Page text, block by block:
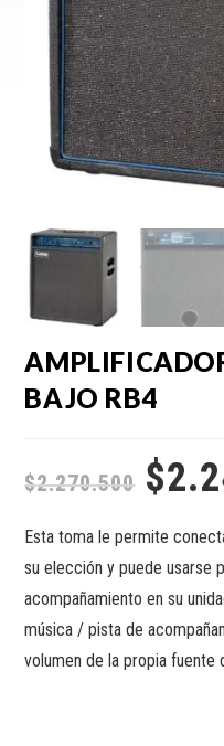
BAJO RB4
$2.270.500 $
Esta toma le permite
su elección y puede usarse
acompañamiento en su
música / pista de
volumen de la propia fuente